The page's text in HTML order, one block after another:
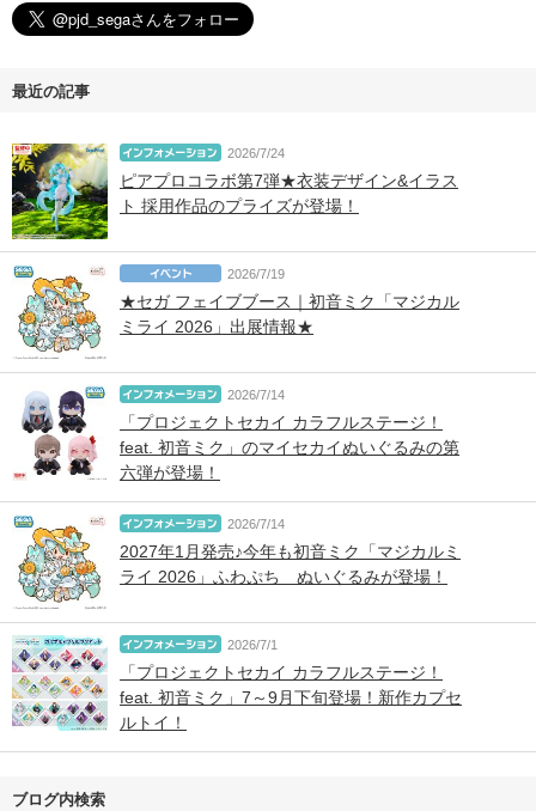
最近の記事
2026/7/24
ピアプロコラボ第7弾★衣装デザイン&イラス
ト 採用作品のプライズが登場！
2026/7/19
★セガ フェイブブース｜初音ミク「マジカル
ミライ 2026」出展情報★
2026/7/14
「プロジェクトセカイ カラフルステージ！
feat. 初音ミク」のマイセカイぬいぐるみの第
六弾が登場！
2026/7/14
2027年1月発売♪今年も初音ミク「マジカルミ
ライ 2026」ふわぷち ぬいぐるみが登場！
2026/7/1
「プロジェクトセカイ カラフルステージ！
feat. 初音ミク」7～9月下旬登場！新作カプセ
ルトイ！
ブログ内検索